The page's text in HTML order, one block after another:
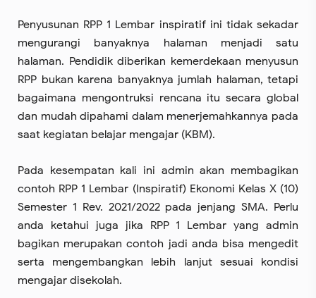
Penyusunan RPP 1 Lembar inspiratif ini tidak sekadar
mengurangi banyaknya halaman menjadi satu
halaman. Pendidik diberikan kemerdekaan menyusun
RPP bukan karena banyaknya jumlah halaman, tetapi
bagaimana mengontruksi rencana itu secara global
dan mudah dipahami dalam menerjemahkannya pada
saat kegiatan belajar mengajar (KBM).
Pada kesempatan kali ini admin akan membagikan
contoh RPP 1 Lembar (Inspiratif) Ekonomi Kelas X (10)
Semester 1 Rev. 2021/2022 pada jenjang SMA. Perlu
anda ketahui juga jika RPP 1 Lembar yang admin
bagikan merupakan contoh jadi anda bisa mengedit
serta mengembangkan lebih lanjut sesuai kondisi
mengajar disekolah.